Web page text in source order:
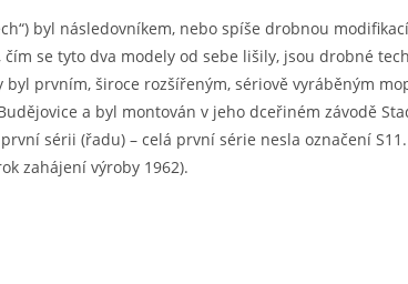
byl následovníkem, nebo spíše drobnou
se tyto dva modely od sebe lišily, jsou drobné
byl prvním, široce rozšířeným, sériově vyráběným
a byl montován v jeho dceřiném závodě
sérii (řadu) – celá první série nesla označení
zahájení výroby 1962).